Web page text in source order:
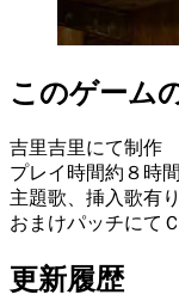
このゲーム
吉里吉里にて制作
プレイ時間約８時間
主題歌、挿入歌有り
おまけパッチにて
更新履歴